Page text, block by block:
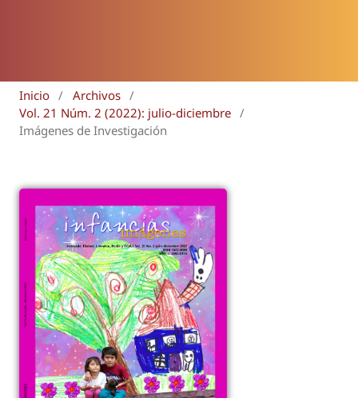
Inicio / Archivos /
Vol. 21 Núm. 2 (2022): julio-diciembre /
Imágenes de Investigación